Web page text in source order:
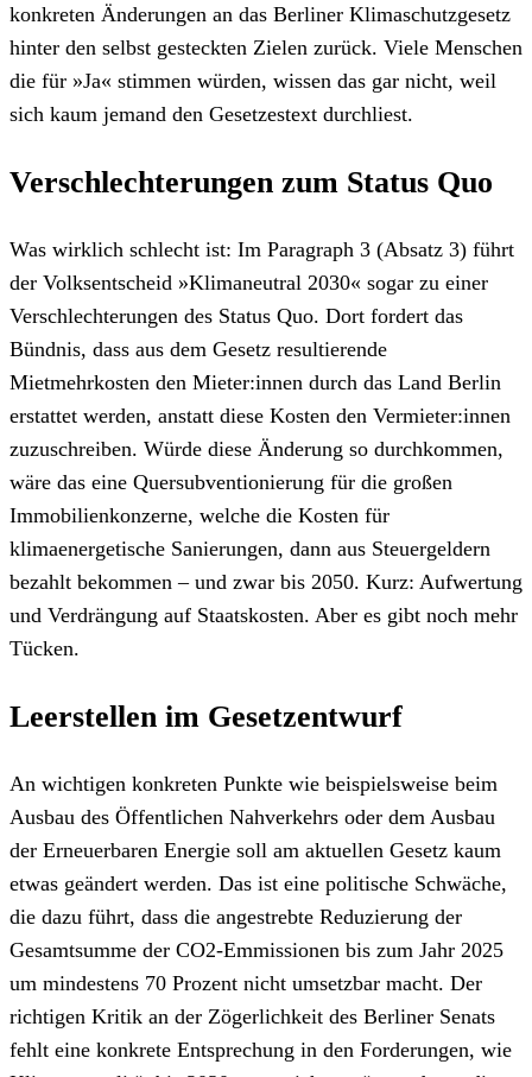
konkreten Änderungen an das Berliner Klimaschutzgesetz
hinter den selbst gesteckten Zielen zurück. Viele Menschen
die für »Ja« stimmen würden, wissen das gar nicht, weil
sich kaum jemand den Gesetzestext durchliest.
Verschlechterungen zum Status Quo
Was wirklich schlecht ist: Im Paragraph 3 (Absatz 3) führt
der Volksentscheid »Klimaneutral 2030« sogar zu einer
Verschlechterungen des Status Quo. Dort fordert das
Bündnis, dass aus dem Gesetz resultierende
Mietmehrkosten den Mieter:innen durch das Land Berlin
erstattet werden, anstatt diese Kosten den Vermieter:innen
zuzuschreiben. Würde diese Änderung so durchkommen,
wäre das eine Quersubventionierung für die großen
Immobilienkonzerne, welche die Kosten für
klimaenergetische Sanierungen, dann aus Steuergeldern
bezahlt bekommen – und zwar bis 2050. Kurz: Aufwertung
und Verdrängung auf Staatskosten. Aber es gibt noch mehr
Tücken.
Leerstellen im Gesetzentwurf
An wichtigen konkreten Punkte wie beispielsweise beim
Ausbau des Öffentlichen Nahverkehrs oder dem Ausbau
der Erneuerbaren Energie soll am aktuellen Gesetz kaum
etwas geändert werden. Das ist eine politische Schwäche,
die dazu führt, dass die angestrebte Reduzierung der
Gesamtsumme der CO2-Emmissionen bis zum Jahr 2025
um mindestens 70 Prozent nicht umsetzbar macht. Der
richtigen Kritik an der Zögerlichkeit des Berliner Senats
fehlt eine konkrete Entsprechung in den Forderungen, wie